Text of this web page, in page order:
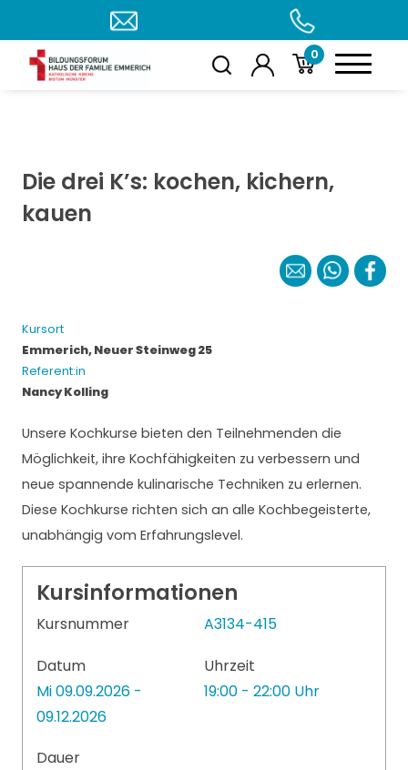
0
Die drei K’s: kochen, kichern,
kauen
Referent:in
Nancy Kolling
Kursort
Emmerich, Neuer Steinweg 25
Unsere Kochkurse bieten den Teilnehmenden die
Möglichkeit, ihre Kochfähigkeiten zu verbessern und
neue spannende kulinarische Techniken zu erlernen.
Diese Kochkurse richten sich an alle Kochbegeisterte,
unabhängig vom Erfahrungslevel.
Kursinformationen
Kursnummer
A3134-415
Datum
Mi 09.09.2026 -
09.12.2026
Uhrzeit
19:00 - 22:00 Uhr
Dauer